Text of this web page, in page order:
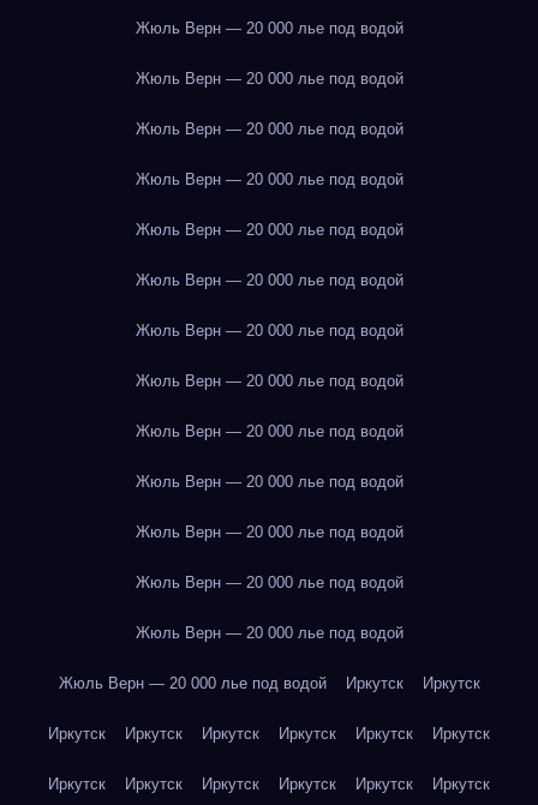
Жюль Верн — 20 000 лье под водой
Жюль Верн — 20 000 лье под водой
Жюль Верн — 20 000 лье под водой
Жюль Верн — 20 000 лье под водой
Жюль Верн — 20 000 лье под водой
Жюль Верн — 20 000 лье под водой
Жюль Верн — 20 000 лье под водой
Жюль Верн — 20 000 лье под водой
Жюль Верн — 20 000 лье под водой
Жюль Верн — 20 000 лье под водой
Жюль Верн — 20 000 лье под водой
Жюль Верн — 20 000 лье под водой
Жюль Верн — 20 000 лье под водой
Жюль Верн — 20 000 лье под водой Иркутск Иркутск
Иркутск Иркутск Иркутск Иркутск Иркутск Иркутск
Иркутск Иркутск Иркутск Иркутск Иркутск Иркутск